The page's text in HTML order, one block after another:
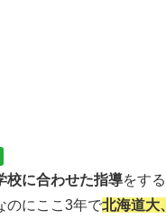
校に合わせた指導をす
のにここ3年で北海道大